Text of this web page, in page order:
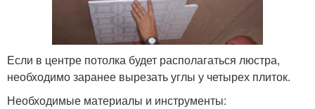
Если в центре потолка будет располагаться люстра,
необходимо заранее вырезать углы у четырех плиток.
Необходимые материалы и инструменты: